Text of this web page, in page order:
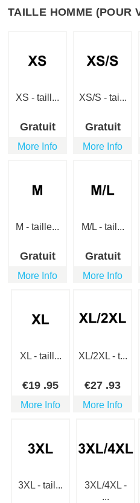
TAILLE HOMME (POUR
XS - taill...
Gratuit
More Info
XS/S - tai...
Gratuit
More Info
M - taille...
Gratuit
More Info
M/L - tail...
Gratuit
More Info
XL - taill...
€19 .95
More Info
XL/2XL - t...
€27 .93
More Info
3XL - tail...
3XL/4XL -
...